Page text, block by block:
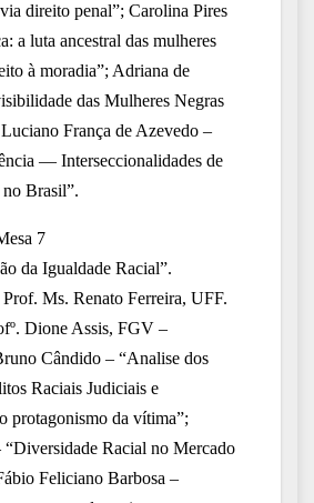
direito penal”; Carolina Pires
a luta ancestral das mulheres
à moradia”; Adriana de
das Mulheres Negras
França de Azevedo –
— Interseccionalidades de
Brasil”.
7
da Igualdade Racial”.
Ms. Renato Ferreira, UFF.
Dione Assis, FGV –
Cândido – “Analise dos
Raciais Judiciais e
protagonismo da vítima”;
“Diversidade Racial no Mercado
Feliciano Barbosa –